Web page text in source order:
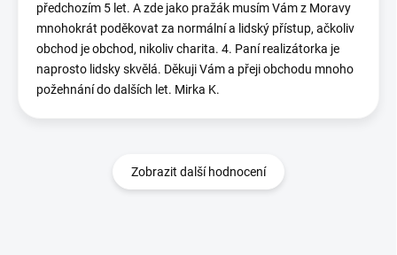
předchozím 5 let. A zde jako pražák musím Vám z Moravy
mnohokrát poděkovat za normální a lidský přístup, ačkoliv
obchod je obchod, nikoliv charita. 4. Paní realizátorka je
naprosto lidsky skvělá. Děkuji Vám a přeji obchodu mnoho
požehnání do dalších let. Mirka K.
Zobrazit další hodnocení